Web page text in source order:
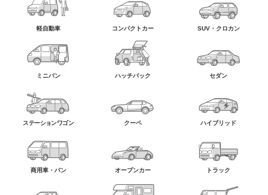
軽自動車 コンパクトカー SUV・クロカン
ミニバン ハッチバック セダン
ステーションワゴン クーペ ハイブリッド
商用車・バン オープンカー トラック